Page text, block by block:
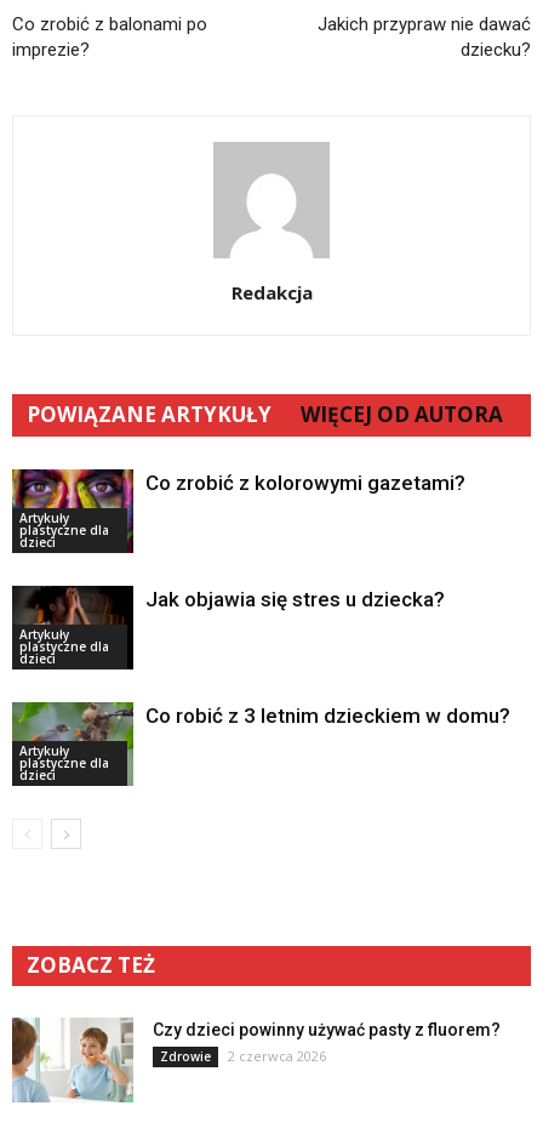
Co zrobić z balonami po
imprezie?
Jakich przypraw nie dawać
dziecku?
Redakcja
POWIĄZANE ARTYKUŁY WIĘCEJ OD AUTORA
Artykuły
plastyczne dla
dzieci
Co zrobić z kolorowymi gazetami?
Artykuły
plastyczne dla
dzieci
Jak objawia się stres u dziecka?
Artykuły
plastyczne dla
dzieci
Co robić z 3 letnim dzieckiem w domu?
ZOBACZ TEŻ
Czy dzieci powinny używać pasty z fluorem?
Zdrowie 2 czerwca 2026